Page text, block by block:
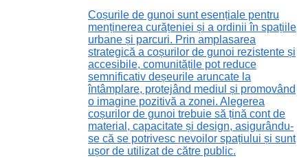
Coșurile de gunoi sunt esențiale pentru
menținerea curățeniei și a ordinii în spațiile
urbane și parcuri. Prin amplasarea
strategică a coșurilor de gunoi rezistente și
accesibile, comunitățile pot reduce
semnificativ deșeurile aruncate la
întâmplare, protejând mediul și promovând
o imagine pozitivă a zonei. Alegerea
coșurilor de gunoi trebuie să țină cont de
material, capacitate și design, asigurându-
se că se potrivesc nevoilor spațiului și sunt
ușor de utilizat de către public.